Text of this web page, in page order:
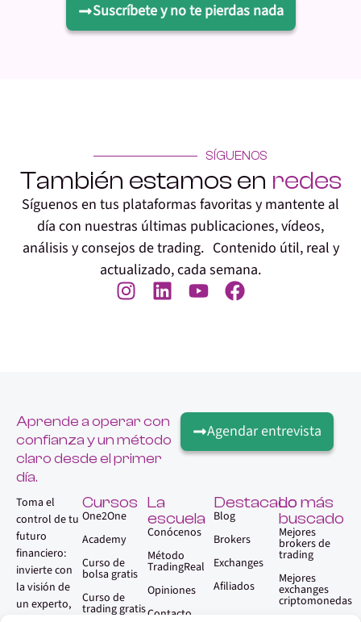
Suscríbete y no te pierdas nada
SÍGUENOS
También estamos en redes
Síguenos en tus plataformas favoritas y mantente al
día con nuestras últimas publicaciones, vídeos,
análisis y consejos de trading. Contenido útil, real y
actualizado, cada semana.
Aprende a operar con
confianza y un método
claro desde el primer
día.
Agendar entrevista
Toma el
control de tu
futuro
financiero:
invierte con
la visión de
un experto,
Cursos
One2One
Academy
Curso de
bolsa gratis
Curso de
trading gratis
La
escuela
Conócenos
Método
TradingReal
Opiniones
Contacto
Destacado
Blog
Brokers
Exchanges
Afiliados
Lo más
buscado
Mejores
brokers de
trading
Mejores
exchanges
criptomonedas